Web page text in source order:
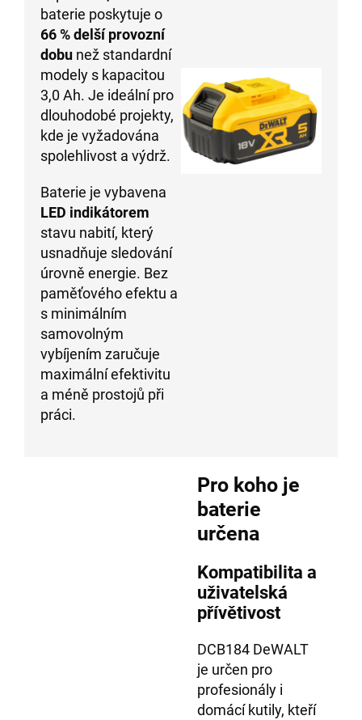
baterie poskytuje o
66 % delší provozní
dobu než standardní
modely s kapacitou
3,0 Ah. Je ideální pro
dlouhodobé projekty,
kde je vyžadována
spolehlivost a výdrž.
Baterie je vybavena
LED indikátorem
stavu nabití, který
usnadňuje sledování
úrovně energie. Bez
paměťového efektu a
s minimálním
samovolným
vybíjením zaručuje
maximální efektivitu
a méně prostojů při
práci.
Pro koho je
baterie
určena
Kompatibilita a
uživatelská
přívětivost
DCB184 DeWALT
je určen pro
profesionály i
domácí kutily, kteří